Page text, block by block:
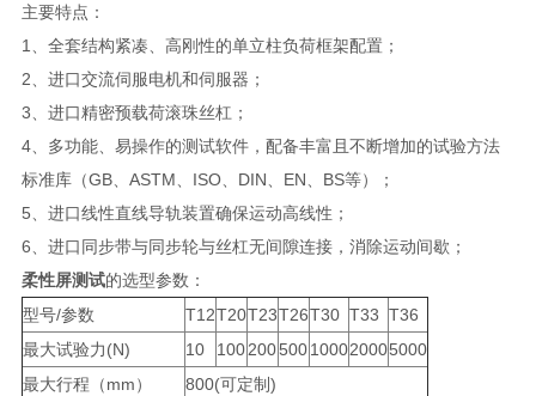
主要特点：
1、全套结构紧凑、高刚性的单立柱负荷框架配置；
2、进口交流伺服电机和伺服器；
3、进口精密预载荷滚珠丝杠；
4、多功能、易操作的测试软件，配备丰富且不断增加的试验方法
标准库（GB、ASTM、ISO、DIN、EN、BS等）；
5、进口线性直线导轨装置确保运动高线性；
6、进口同步带与同步轮与丝杠无间隙连接，消除运动间歇；
柔性屏测试的选型参数：
型号/参数
T12T20T23T26T30 T33 T36
最大试验力(N)
10 100200500100020005000
最大行程（mm）
800(可定制)